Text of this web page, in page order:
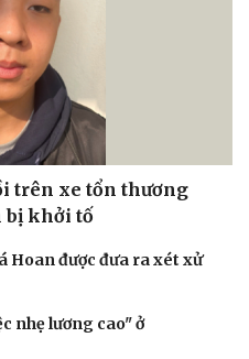
trên xe tổn thương
bị khởi tố
Hoan được đưa ra xét xử
nhẹ lương cao" ở